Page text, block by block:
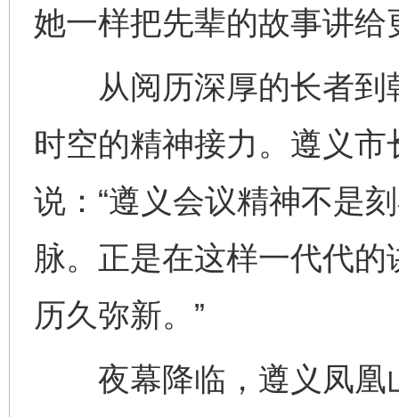
她一样把先辈的故事讲给
从阅历深厚的长者到
时空的精神接力。遵义
说：“遵义会议精神不是
脉。正是在这样一代代
历久弥新。”
夜幕降临，遵义凤凰